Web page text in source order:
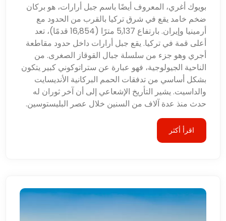
بويوك أغري، المعروف أيضًا باسم جبل أرارات، هو بركان
ضخم خامد يقع في شرق تركيا بالقرب من الحدود مع
أرمينيا وإيران. بارتفاع 5,137 مترًا (16,854 قدمًا)، تعد
أعلى قمة في تركيا. يقع جبل أرارات داخل حدود مقاطعة
أجري وهو جزء من سلسلة جبال القوقاز الصغرى. من
الناحية الجيولوجية، فهو عبارة عن ستراتوكوني كبير يتكون
بشكل أساسي من تدفقات الحمم البركانية الأنديسايت
والداسيت. يشير التأريخ الإشعاعي إلى أن آخر ثوران له
حدث منذ عدة آلاف من السنين خلال عصر البليستوسين.
اقرأ أكثر